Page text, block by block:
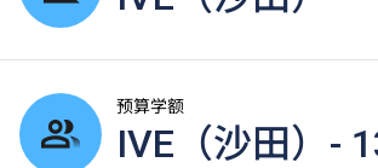
预算学额
IVE（沙田）-